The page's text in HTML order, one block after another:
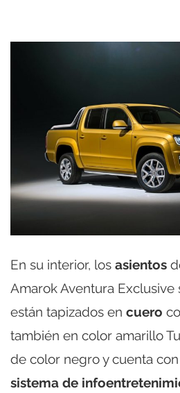
En su interior, los asientos
Amarok Aventura Exclusive
están tapizados en cuero
también en color amarillo
de color negro y cuenta
sistema de